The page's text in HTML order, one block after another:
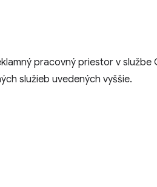
pracovný priestor v službe
služieb uvedených vyššie.